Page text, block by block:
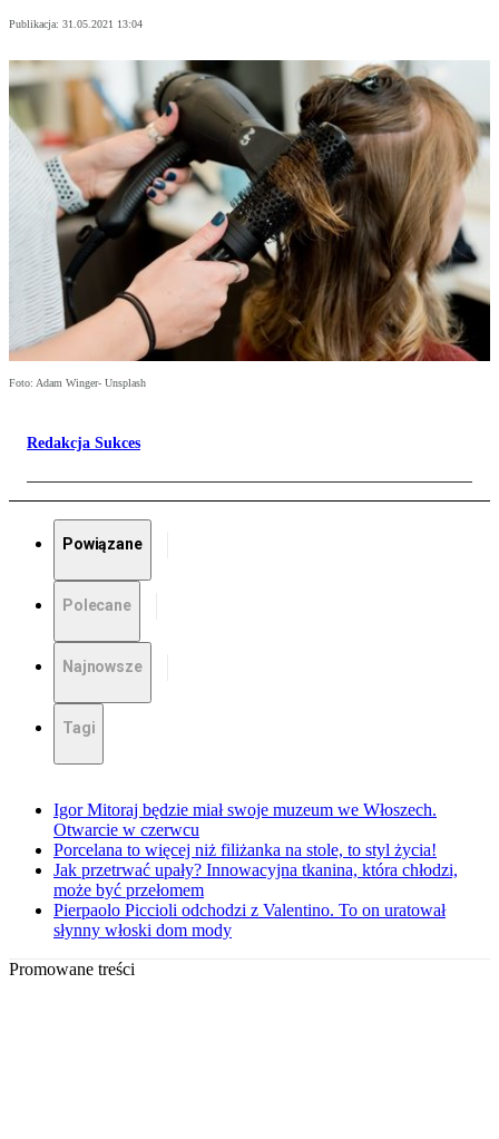
Publikacja: 31.05.2021 13:04
Foto: Adam Winger- Unsplash
Redakcja Sukces
Powiązane
Polecane
Najnowsze
Tagi
Igor Mitoraj będzie miał swoje muzeum we Włoszech.
Otwarcie w czerwcu
Porcelana to więcej niż filiżanka na stole, to styl życia!
Jak przetrwać upały? Innowacyjna tkanina, która chłodzi,
może być przełomem
Pierpaolo Piccioli odchodzi z Valentino. To on uratował
słynny włoski dom mody
Promowane treści